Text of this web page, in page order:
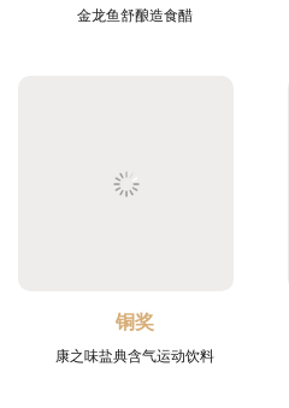
金龙鱼舒酿造食醋
铜奖
康之味盐典含气运动饮料